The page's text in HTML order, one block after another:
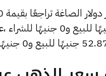
53.11 جنيهًا للبيع و0